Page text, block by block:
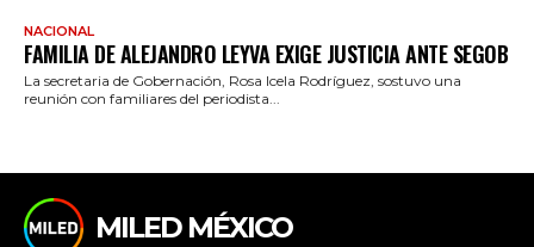
NACIONAL
FAMILIA DE ALEJANDRO LEYVA EXIGE JUSTICIA ANTE SEGOB
La secretaria de Gobernación, Rosa Icela Rodríguez, sostuvo una
reunión con familiares del periodista...
MILED MÉXICO